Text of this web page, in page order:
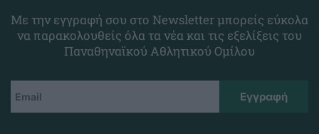
Με την εγγραφή σου στο Newsletter μπορείς εύκολα
να παρακολουθείς όλα τα νέα και τις εξελίξεις του
Παναθηναϊκού Αθλητικού Ομίλου